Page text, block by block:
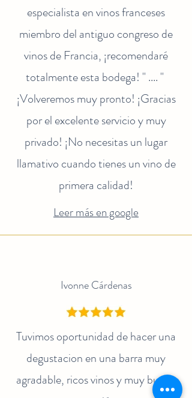
especialista en vinos franceses
miembro del antiguo congreso de
vinos de Francia, ¡recomendaré
totalmente esta bodega! " .... "
¡Volveremos muy pronto! ¡Gracias
por el excelente servicio y muy
privado! ¡No necesitas un lugar
llamativo cuando tienes un vino de
primera calidad!
Leer más en google
Ivonne Cárdenas
Tuvimos oportunidad de hacer una
degustacion en una barra muy
agradable, ricos vinos y muy buena